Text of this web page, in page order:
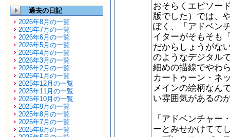
過去の日記
2026年8月の一覧
2026年7月の一覧
2026年6月の一覧
2026年5月の一覧
2026年4月の一覧
2026年3月の一覧
2026年2月の一覧
2026年1月の一覧
2025年12月の一覧
2025年11月の一覧
2025年10月の一覧
2025年9月の一覧
2025年8月の一覧
2025年7月の一覧
2025年6月の一覧
おそらくエピソー
版でした）では、
ぽく、「アドベン
イターがそもそも
だからしょうがな
のようなデジタル
細めの描線でやわ
カートゥーン・ネ
メインの絵柄なん
い雰囲気があるの
「アドベンチャー
ーとみせかけてて